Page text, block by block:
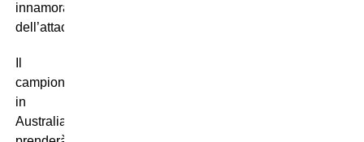
innamorati
dell’attaccante.
campionato
in
Australia